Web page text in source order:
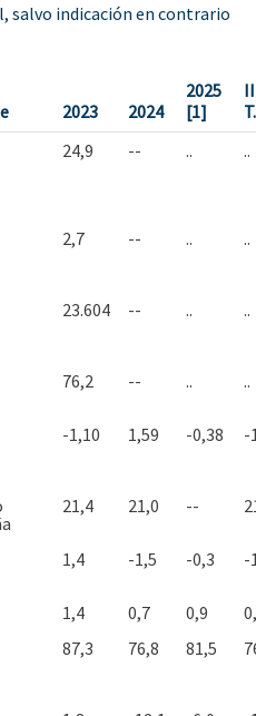
salvo indicación en contrario
2023 2024
2025
[1]
II
24,9 -- .. ..
2,7 -- .. ..
23.604 -- .. ..
76,2 -- .. ..
-1,10 1,59 -0,38 -
21,4 21,0 --
1,4 -1,5 -0,3 -
1,4 0,7 0,9
87,3 76,8 81,5